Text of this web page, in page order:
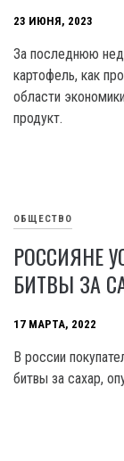
23 ИЮНЯ, 2023
За последнюю
картофель, как
области
продукт.
ОБЩЕСТВО
РОССИЯНЕ
БИТВЫ ЗА
17 МАРТА, 2022
В россии
битвы за сахар,